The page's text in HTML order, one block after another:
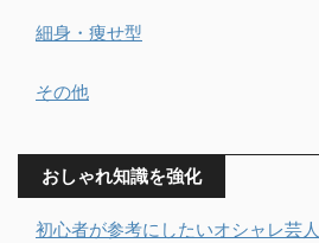
細身・痩せ型
その他
おしゃれ知識を強化
初心者が参考にしたいオシャレ芸人